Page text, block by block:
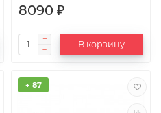
8090 ₽
В корзину
+ 87